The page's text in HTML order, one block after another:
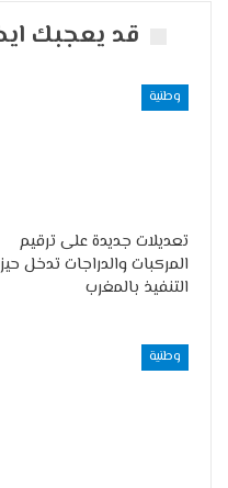
قد يعجبك
وطنية
تعديلات جديدة على ترقيم
المركبات والدراجات تدخل حيز
التنفيذ بالمغرب
وطنية